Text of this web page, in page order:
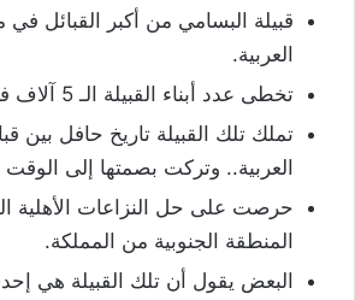
قبيلة البسامي من أكبر القبائل
العربية.
تخطى عدد أبناء القبيلة الـ 5 آلاف فرد.
تملك تلك القبيلة تاريخ حافل بين
العربية.. وتركت بصمتها إلى الوقت
حرصت على حل النزاعات الأهلية
المنطقة الجنوبية من المملكة.
البعض يقول أن تلك القبيلة هي